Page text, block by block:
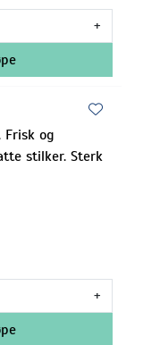
+
og
stilker. Sterk
+